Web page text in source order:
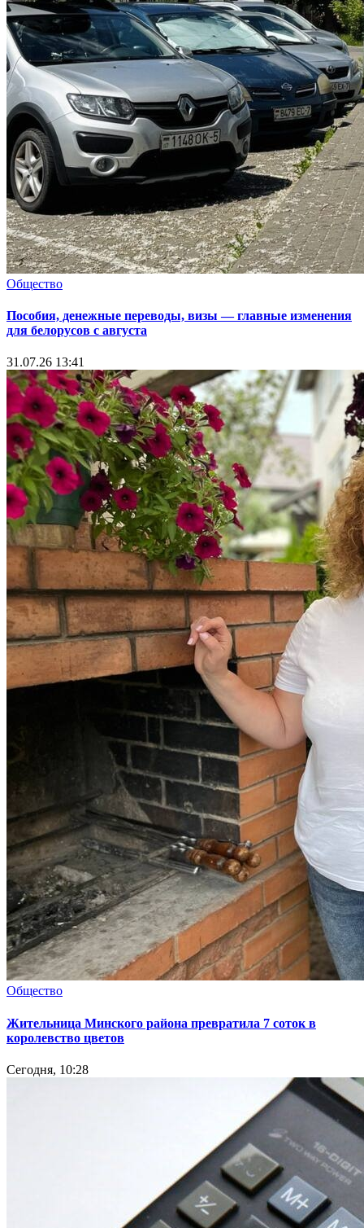
Общество
Пособия, денежные переводы, визы — главные изменения
для белорусов с августа
31.07.26 13:41
Общество
Жительница Минского района превратила 7 соток в
королевство цветов
Сегодня, 10:28